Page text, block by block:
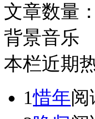
文章数量：
背景音乐
本栏近期
1惜年阅